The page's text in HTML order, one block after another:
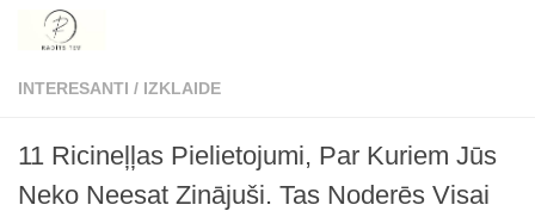
Skip to content
INTERESANTI / IZKLAIDE
11 Ricineļļas Pielietojumi, Par Kuriem Jūs
Neko Neesat Zinājuši. Tas Noderēs Visai